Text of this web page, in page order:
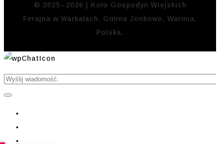
© 2025–2026 | Koło Gospodyń Wiejskich
Ferajna w Warkałach. Gmina Jonkowo, Warmia,
Polska.